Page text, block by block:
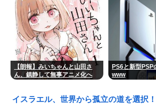
【朗報】みいちゃんと山田さ
ん、鎮静して無事アニメ化へ
PS6と新型PSP
www
イスラエル、世界から孤立の道を選択！